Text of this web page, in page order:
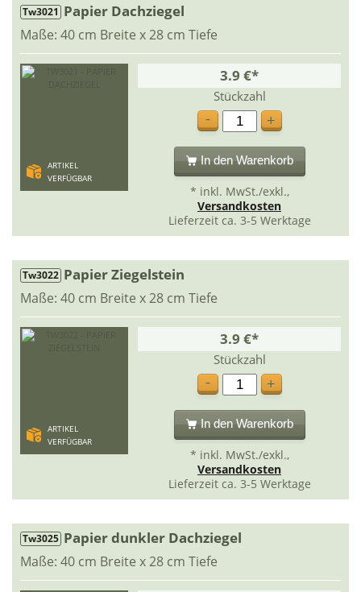
Tw3021 Papier Dachziegel
Maße: 40 cm Breite x 28 cm Tiefe
ARTIKEL
VERFÜGBAR
3.9 €*
Stückzahl
-
+
In den Warenkorb
* inkl. MwSt./exkl.,
Versandkosten
Lieferzeit ca. 3-5 Werktage
Tw3022 Papier Ziegelstein
Maße: 40 cm Breite x 28 cm Tiefe
ARTIKEL
VERFÜGBAR
3.9 €*
Stückzahl
-
+
In den Warenkorb
* inkl. MwSt./exkl.,
Versandkosten
Lieferzeit ca. 3-5 Werktage
Tw3025 Papier dunkler Dachziegel
Maße: 40 cm Breite x 28 cm Tiefe